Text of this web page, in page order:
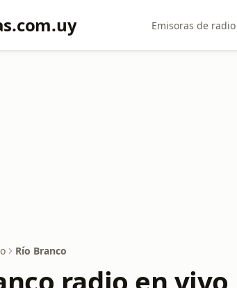
Emisoras de radio
Río Branco